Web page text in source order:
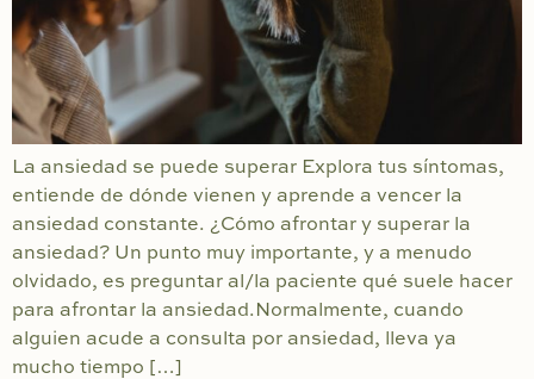
La ansiedad se puede superar Explora tus síntomas,
entiende de dónde vienen y aprende a vencer la
ansiedad constante. ¿Cómo afrontar y superar la
ansiedad? Un punto muy importante, y a menudo
olvidado, es preguntar al/la paciente qué suele hacer
para afrontar la ansiedad.Normalmente, cuando
alguien acude a consulta por ansiedad, lleva ya
mucho tiempo […]